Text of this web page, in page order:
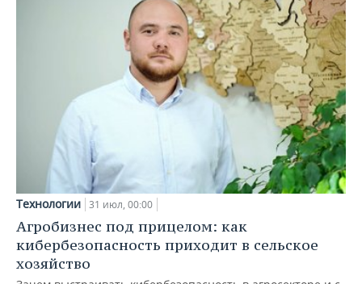
Технологии 31 июл, 00:00
Агробизнес под прицелом: как
кибербезопасность приходит в сельское
хозяйство